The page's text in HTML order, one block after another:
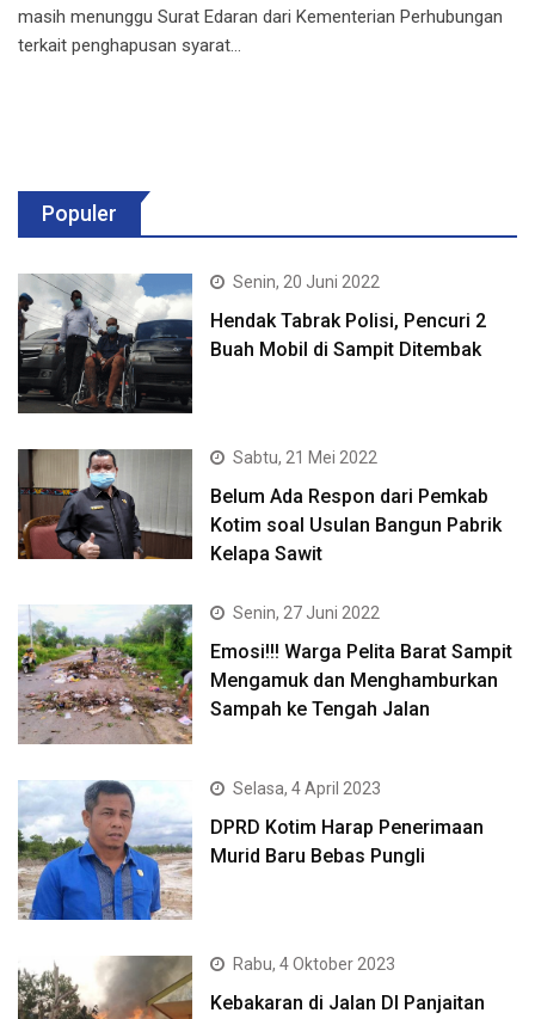
masih menunggu Surat Edaran dari Kementerian Perhubungan
terkait penghapusan syarat…
Populer
Senin, 20 Juni 2022
Hendak Tabrak Polisi, Pencuri 2
Buah Mobil di Sampit Ditembak
Sabtu, 21 Mei 2022
Belum Ada Respon dari Pemkab
Kotim soal Usulan Bangun Pabrik
Kelapa Sawit
Senin, 27 Juni 2022
Emosi!!! Warga Pelita Barat Sampit
Mengamuk dan Menghamburkan
Sampah ke Tengah Jalan
Selasa, 4 April 2023
DPRD Kotim Harap Penerimaan
Murid Baru Bebas Pungli
Rabu, 4 Oktober 2023
Kebakaran di Jalan DI Panjaitan